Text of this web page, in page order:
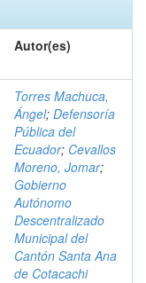
Autor(es)
Torres Machuca,
Ángel; Defensoría
Pública del
Ecuador; Cevallos
Moreno, Jomar;
Gobierno
Autónomo
Descentralizado
Municipal del
Cantón Santa Ana
de Cotacachi